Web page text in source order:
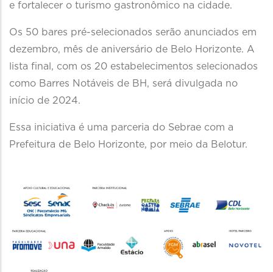
e fortalecer o turismo gastronômico na cidade.
Os 50 bares pré-selecionados serão anunciados em
dezembro, mês de aniversário de Belo Horizonte. A
lista final, com os 20 estabelecimentos selecionados
como Barres Notáveis de BH, será divulgada no
início de 2024.
Essa iniciativa é uma parceria do Sebrae com a
Prefeitura de Belo Horizonte, por meio da Belotur.